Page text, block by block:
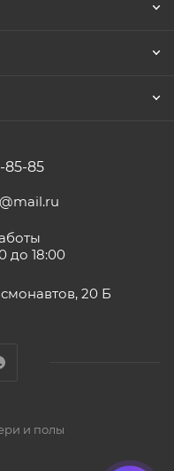
85-85
до 18:00
20 Б
и полы